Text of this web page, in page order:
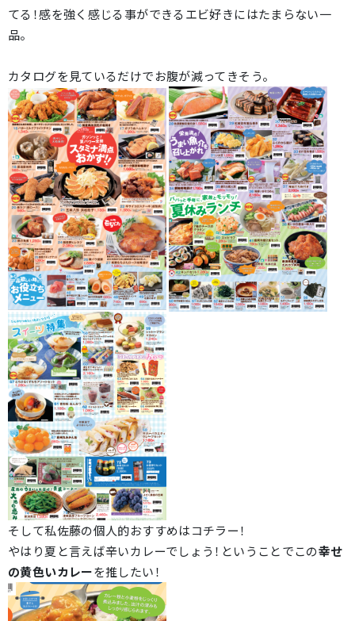
てる！感を強く感じる事ができるエビ好きにはたまらない一
品。
カタログを見ているだけでお腹が減ってきそう。
そして私佐藤の個人的おすすめはコチラー！
やはり夏と言えば辛いカレーでしょう！ということでこの幸せ
の黄色いカレーを推したい！